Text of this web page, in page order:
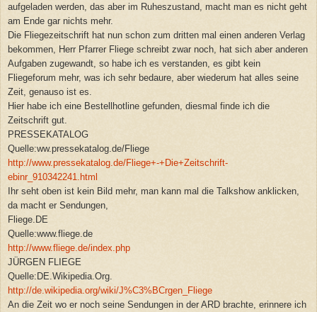
aufgeladen werden, das aber im Ruheszustand, macht man es nicht geht
am Ende gar nichts mehr.
Die Fliegezeitschrift hat nun schon zum dritten mal einen anderen Verlag
bekommen, Herr Pfarrer Fliege schreibt zwar noch, hat sich aber anderen
Aufgaben zugewandt, so habe ich es verstanden, es gibt kein
Fliegeforum mehr, was ich sehr bedaure, aber wiederum hat alles seine
Zeit, genauso ist es.
Hier habe ich eine Bestellhotline gefunden, diesmal finde ich die
Zeitschrift gut.
PRESSEKATALOG
Quelle:ww.pressekatalog.de/Fliege
http://www.pressekatalog.de/Fliege+-+Die+Zeitschrift-
ebinr_910342241.html
Ihr seht oben ist kein Bild mehr, man kann mal die Talkshow anklicken,
da macht er Sendungen,
Fliege.DE
Quelle:www.fliege.de
http://www.fliege.de/index.php
JÜRGEN FLIEGE
Quelle:DE.Wikipedia.Org.
http://de.wikipedia.org/wiki/J%C3%BCrgen_Fliege
An die Zeit wo er noch seine Sendungen in der ARD brachte, erinnere ich